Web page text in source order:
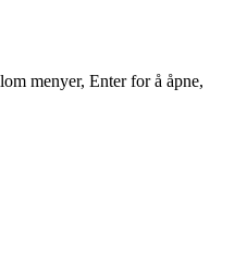
menyer, Enter for å åpne,